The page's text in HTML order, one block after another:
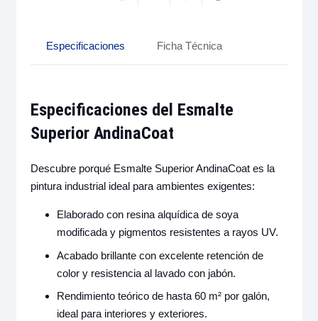
Especificaciones Ficha Técnica
Especificaciones del Esmalte
Superior AndinaCoat
Descubre porqué Esmalte Superior AndinaCoat es la
pintura industrial ideal para ambientes exigentes:
Elaborado con resina alquídica de soya
modificada y pigmentos resistentes a rayos UV.
Acabado brillante con excelente retención de
color y resistencia al lavado con jabón.
Rendimiento teórico de hasta 60 m² por galón,
ideal para interiores y exteriores.